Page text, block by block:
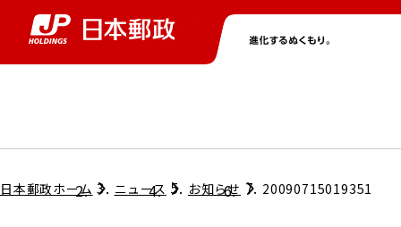
グループ情報トップ
株主・投資家情報トップ
ニューストップ
サステナビリティトップ
採用情報トップ
日本郵政ホーム ニュース お知らせ 20090715019351